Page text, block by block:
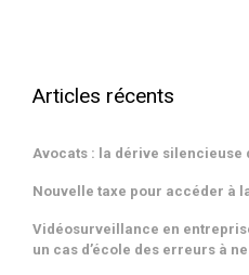
Articles récents
Avocats : la dérive silencieuse
Nouvelle taxe pour accéder à
Vidéosurveillance en
un cas d’école des erreurs à
Cabinet de Maître Emmanuel
Quand le déménagement de la
LISTE DES VENTES AUX
CONTACT
instance par la plateforme RPVA
des avocats